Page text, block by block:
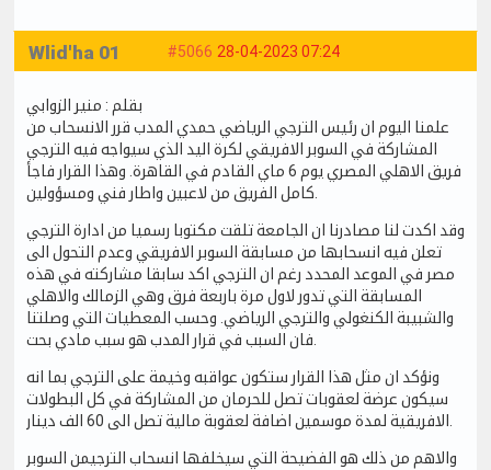
#5066 28-04-2023 07:24
Wlid'ha 01
بقلم : منير الزوابي
علمنا اليوم ان رئيس الترجي الرياضي حمدي المدب قرر الانسحاب من
المشاركة في السوبر الافريقي لكرة اليد الذي سيواجه فيه الترجي
فريق الاهلي المصري يوم 6 ماي القادم في القاهرة. وهذا القرار فاجأ
وقد اكدت لنا مصادرنا ان الجامعة تلقت مكتوبا رسميا من ادارة الترجي
تعلن فيه انسحابها من مسابقة السوبر الافريقي وعدم التحول الى
مصر في الموعد المحدد رغم ان الترجي اكد سابقا مشاركته في هذه
المسابقة التي تدور لاول مرة باربعة فرق وهي الزمالك والاهلي
والشبيبة الكنغولي والترجي الرياضي. وحسب المعطيات التي وصلتنا
ونؤكد ان مثل هذا القرار ستكون عواقبه وخيمة على الترجي بما انه
سيكون عرضة لعقوبات تصل للحرمان من المشاركة في كل البطولات
والاهم من ذلك هو الفضيحة التي سيخلفها انسحاب الترجيمن السوبر